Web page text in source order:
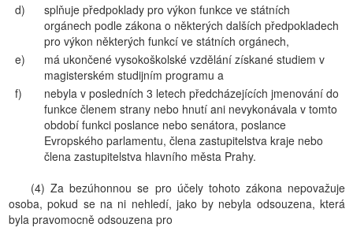
d)
splňuje předpoklady pro výkon funkce ve státních
orgánech podle zákona o některých dalších předpokladech
pro výkon některých funkcí ve státních orgánech,
e)
má ukončené vysokoškolské vzdělání získané studiem v
magisterském studijním programu a
f)
nebyla v posledních 3 letech předcházejících jmenování do
funkce členem strany nebo hnutí ani nevykonávala v tomto
období funkci poslance nebo senátora, poslance
Evropského parlamentu, člena zastupitelstva kraje nebo
člena zastupitelstva hlavního města Prahy.
(4) Za bezúhonnou se pro účely tohoto zákona nepovažuje
osoba, pokud se na ni nehledí, jako by nebyla odsouzena, která
byla pravomocně odsouzena pro